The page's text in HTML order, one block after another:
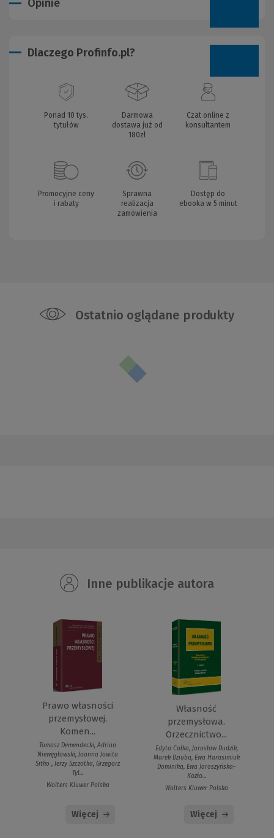
Opinie
Dlaczego Profinfo.pl?
Ponad 10 tys.
tytułów
Darmowa
dostawa już od
180zł
Czat online z
konsultantem
Promocyjne ceny
i rabaty
Sprawna
realizacja
zamówienia
Dostęp do
ebooka w 5 minut
Ostatnio oglądane produkty
Inne publikacje autora
Prawo własności
przemysłowej.
Komen...
Tomasz Demendecki, Adrian
Niewęgłowski, Joanna Jowita
Sitko , Jerzy Szczotka, Grzegorz
Tyl...
Wolters Kluwer Polska
Więcej
Własność
przemysłowa.
Orzecznictwo...
Edyta Całka, Jarosław Dudzik,
Marek Dziuba, Ewa Harasimiuk
Dominika, Ewa Jaroszyńska-
Kozło...
Wolters Kluwer Polska
Więcej